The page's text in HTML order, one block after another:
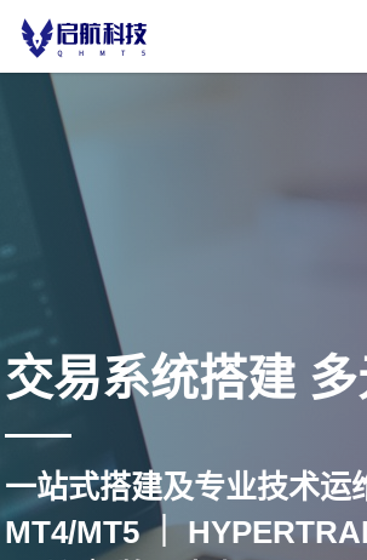
交易系统搭建
一站式搭建及专业技术运
MT4/MT5 ｜